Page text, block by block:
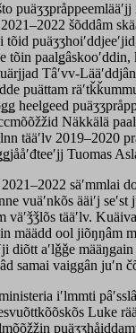
šõddâm
tõin
Tâʹvv-
puättam
heelǥeed
Näkkälä
tääʹlv 2019–2020
Tuomas
säʹmmlai
vuäʹnkõs ääiʹj seʹst
väʹǯǯlõs tääʹlv.
määdd ool jiõŋŋâm
diõtt aʹlǧǧe määŋgain
samai vaiggân juʹn
iʹlmmti
Luke